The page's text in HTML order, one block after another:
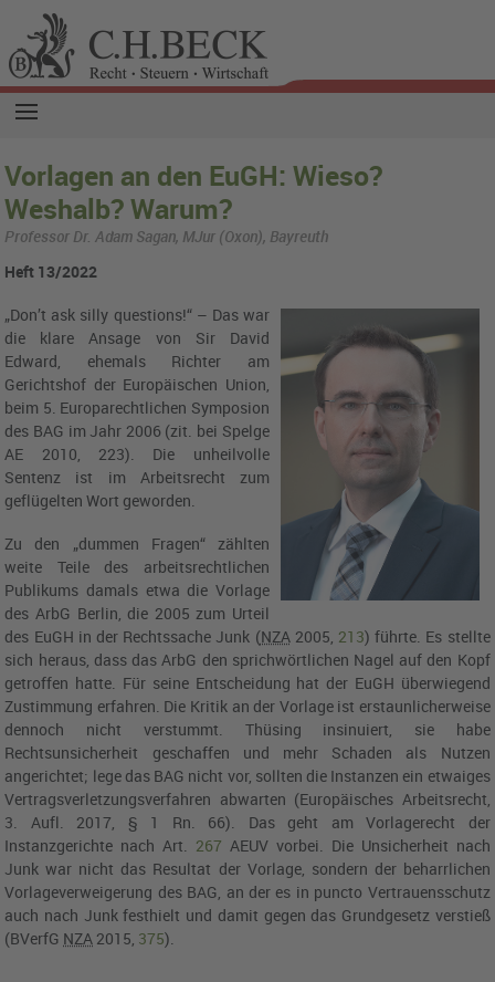
Vorlagen an den EuGH: Wieso?
Weshalb? Warum?
Professor Dr. Adam Sagan, MJur (Oxon), Bayreuth
Heft 13/2022
„Don’t ask silly questions!“ – Das war
die klare Ansage von Sir David
Edward, ehemals Richter am
Gerichtshof der Europäischen Union,
beim 5. Europarechtlichen Symposion
des BAG im Jahr 2006 (zit. bei Spelge
AE 2010, 223). Die unheilvolle
Sentenz ist im Arbeitsrecht zum
geflügelten Wort geworden.
Zu den „dummen Fragen“ zählten
weite Teile des arbeitsrechtlichen
Publikums damals etwa die Vorlage
des ArbG Berlin, die 2005 zum Urteil
des EuGH in der Rechtssache Junk (NZA2005, 213) führte. Es stellte
sich heraus, dass das ArbG den sprichwörtlichen Nagel auf den Kopf
getroffen hatte. Für seine Entscheidung hat der EuGH überwiegend
Zustimmung erfahren. Die Kritik an der Vorlage ist erstaunlicherweise
dennoch nicht verstummt. Thüsing insinuiert, sie habe
Rechtsunsicherheit geschaffen und mehr Schaden als Nutzen
angerichtet; lege das BAG nicht vor, sollten die Instanzen ein etwaiges
Vertragsverletzungsverfahren abwarten (Europäisches Arbeitsrecht,
3. Aufl. 2017, § 1 Rn. 66). Das geht am Vorlagerecht der
Instanzgerichte nachArt. 267 AEUV vorbei. Die Unsicherheit nach
Junk war nicht das Resultat der Vorlage, sondern der beharrlichen
Vorlageverweigerung des BAG, an der es in puncto Vertrauensschutz
auch nach Junk festhielt und damit gegen das Grundgesetz verstieß
(BVerfG NZA 2015, 375).